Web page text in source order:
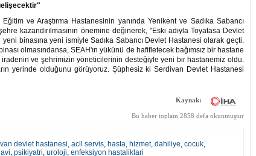
ve Araştırma Hastanesinin yanında Yenikent ve Sadıka Sabancı
kazandırılmasının önemine değinerek, "Eski adıyla Toyatasa Devlet
binasına yeni ismiyle Sadıka Sabancı Devlet Hastanesi olarak geçti.
olmasındansa, SEAH'ın yükünü de hafifletecek bağımsız bir hastane
iradenin ve şehrimizin yöneticilerinin desteğiyle yeni bir hastanemiz oldu.
yerinde olduğunu görüyoruz. Şüphesiz ki Serdivan Devlet Hastanesi
Kaynak:
Bu haber toplam 2858 defa okunmuştur
devlet hastanesi, acil servis, hasta, hizmet, dahiliye, cocuk,
, psikiyatri, uroloji, enfeksiyon hastaliklari